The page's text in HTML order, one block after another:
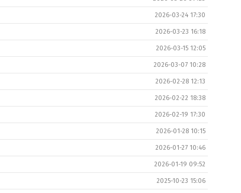
2026-03-24 17:30
2026-03-23 16:18
2026-03-15 12:05
2026-03-07 10:28
2026-02-28 12:13
2026-02-22 18:38
2026-02-19 17:30
2026-01-28 10:15
2026-01-27 10:46
2026-01-19 09:52
2025-10-23 15:06